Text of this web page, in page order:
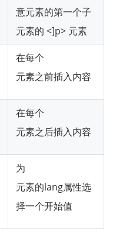
意元素的第一个子
元素的 <]p> 元素
在每个
元素之前插入内容
在每个
元素之后插入内容
为
元素的lang属性选
择一个开始值